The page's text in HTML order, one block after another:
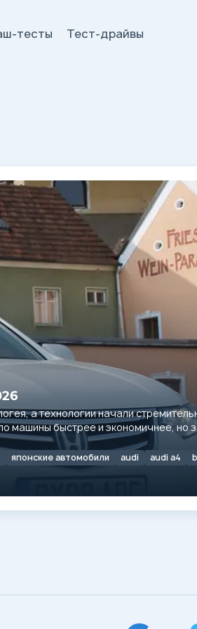
тесты Тест-драйвы
а технологии начали
машины быстрее и экономичнее, но
японские автомобили audi audi a4